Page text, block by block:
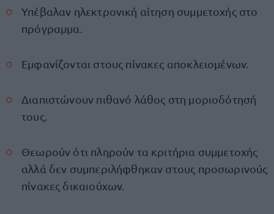
Υπέβαλαν ηλεκτρονική αίτηση συμμετοχής στο
πρόγραμμα.
Εμφανίζονται στους πίνακες αποκλειομένων.
Διαπιστώνουν πιθανό λάθος στη μοριοδότησή
τους.
Θεωρούν ότι πληρούν τα κριτήρια συμμετοχής
αλλά δεν συμπεριλήφθηκαν στους προσωρινούς
πίνακες δικαιούχων.